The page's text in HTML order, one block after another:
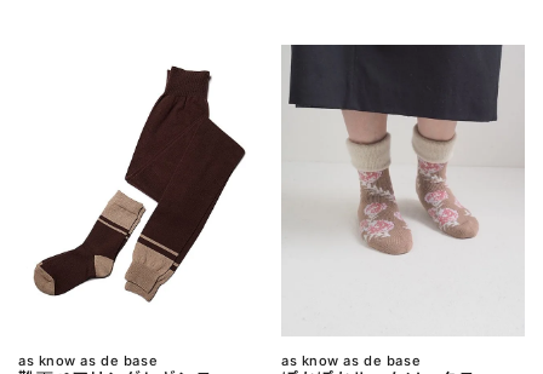
as know as de base as know as de base